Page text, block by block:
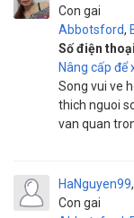
Con gai
Abbotsford,
Số điện
Nâng cấp để
Song vui ve
thich nguoi
van quan
HaNguyen99
Con gai